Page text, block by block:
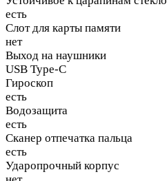
есть
Слот для карты памяти
нет
Выход на наушники
USB Type-C
Гироскоп
есть
Водозащита
есть
Сканер отпечатка пальца
есть
Ударопрочный корпус